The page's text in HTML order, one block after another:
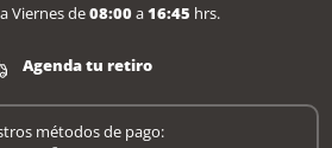
Viernes de08:00a16:45 hrs.
Agenda tu retiro
métodos de pago: